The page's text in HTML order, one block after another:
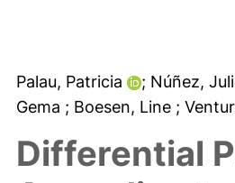
Palau, Patricia ; Núñez,
Gema ; Boesen, Line ;
Differential